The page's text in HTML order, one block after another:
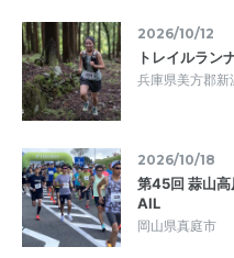
2026/10/12
トレイルラン
兵庫県美方郡新
2026/10/18
第45回 蒜山
AIL
岡山県真庭市